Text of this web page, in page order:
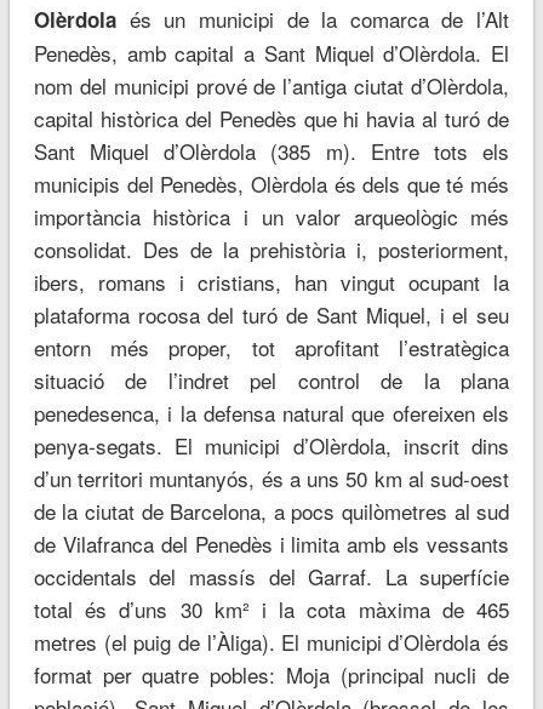
Olèrdolaés un municipi de la comarca de l’Alt
Penedès, amb capital a Sant Miquel d’Olèrdola. El
nom del municipi prové de l’antiga ciutat d’Olèrdola,
capital històrica del Penedès que hi havia al turó de
Sant Miquel d’Olèrdola (385 m). Entre tots els
municipis del Penedès, Olèrdola és dels que té més
importància històrica i un valor arqueològic més
consolidat. Des de la prehistòria i, posteriorment,
ibers, romans i cristians, han vingut ocupant la
plataforma rocosa del turó de Sant Miquel, i el seu
entorn més proper, tot aprofitant l’estratègica
situació de l’indret pel control de la plana
penedesenca, i la defensa natural que ofereixen els
penya-segats. El municipi d’Olèrdola, inscrit dins
d’un territori muntanyós, és a uns 50 km al sud-oest
de la ciutat de Barcelona, a pocs quilòmetres al sud
de Vilafranca del Penedès i limita amb els vessants
occidentals del massís del Garraf. La superfície
total és d’uns 30 km² i la cota màxima de 465
metres (el puig de l’Àliga). El municipi d’Olèrdola és
format per quatre pobles: Moja (principal nucli de